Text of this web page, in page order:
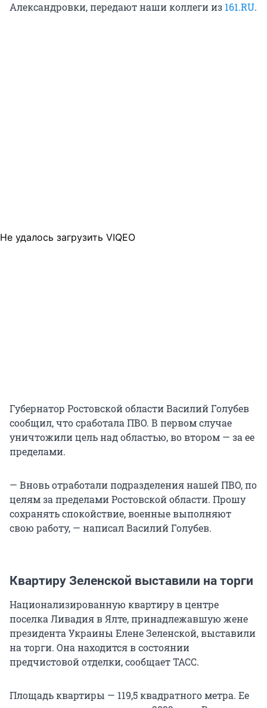
Александровки, передают наши коллеги из 161.RU.
Не удалось загрузить VIQEO
Губернатор Ростовской области Василий Голубев
сообщил, что сработала ПВО. В первом случае
уничтожили цель над областью, во втором — за ее
пределами.
— Вновь отработали подразделения нашей ПВО, по
целям за пределами Ростовской области. Прошу
сохранять спокойствие, военные выполняют
свою работу, — написал Василий Голубев.
Квартиру Зеленской выставили на торги
Национализированную квартиру в центре
поселка Ливадия в Ялте, принадлежавшую жене
президента Украины Елене Зеленской, выставили
на торги. Она находится в состоянии
предчистовой отделки, сообщает ТАСС.
Площадь квартиры — 119,5 квадратного метра. Ее